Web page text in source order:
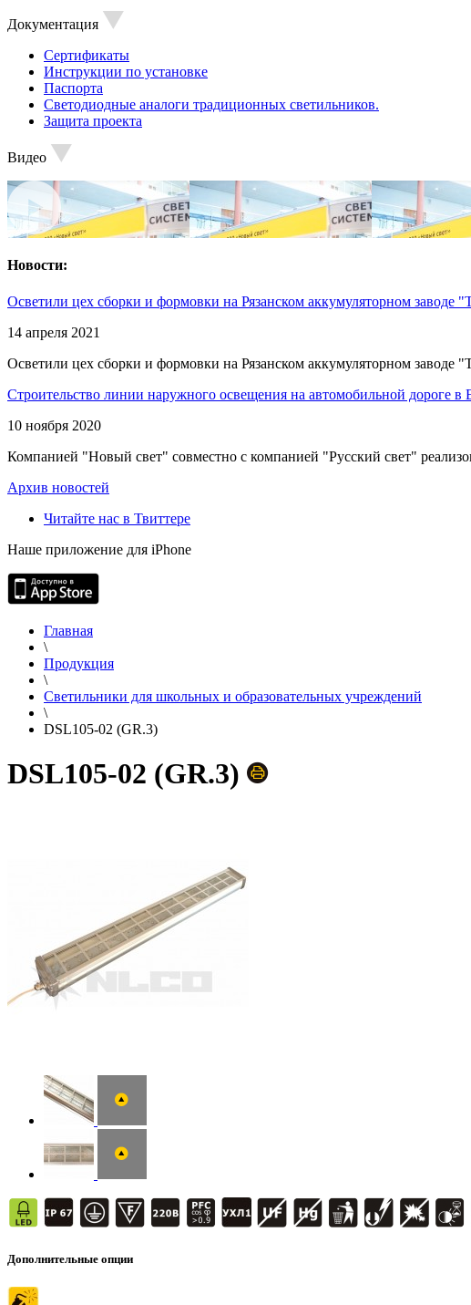
Документация
Сертификаты
Инструкции по установке
Паспорта
Светодиодные аналоги традиционных светильников.
Защита проекта
Видео
Новости:
Осветили цех сборки и формовки на Рязанском аккумуляторном заводе
14 апреля 2021
Осветили цех сборки и формовки на Рязанском аккумуляторном заводе
Строительство линии наружного освещения на автомобильной дороге в
10 ноября 2020
Компанией "Новый свет" совместно с компанией "Русский свет"
Архив новостей
Читайте нас в Твиттере
Наше приложение для iPhone
Главная
\
Продукция
\
Светильники для школьных и образовательных учреждений
\
DSL105-02 (GR.3)
DSL105-02 (GR.3)
Дополнительные опции